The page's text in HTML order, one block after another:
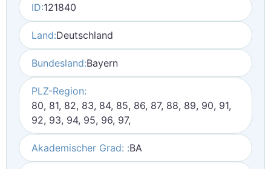
ID:121840
Land:Deutschland
Bundesland:Bayern
PLZ-Region:
80, 81, 82, 83, 84, 85, 86, 87, 88, 89, 90, 91,
92, 93, 94, 95, 96, 97,
Akademischer Grad: :BA